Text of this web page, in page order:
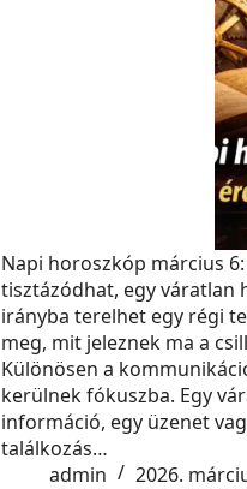
Napi horoszkóp március
tisztázódhat, egy váratlan
irányba terelhet egy régi
meg, mit jeleznek ma a
Különösen a
kerülnek fókuszba. Egy
információ, egy üzenet
találkozás…
admin
2026.